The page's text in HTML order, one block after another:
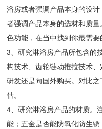
浴房或者强调产品本身的设
者强调产品本身的选材和质
色功能，在当中找到你最需要
3、研究淋浴房产品所包含的
构技术、齿轮链动推拉技术
研发还是向国外购买。对比
估。
4、研究淋浴房产品的材质。
能；五金是否能防氧化防生